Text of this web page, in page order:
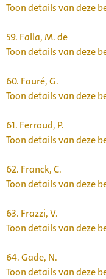
Toon details van deze
59. Falla, M. de
Toon details van deze
60. Fauré, G.
Toon details van deze
61. Ferroud, P.
Toon details van deze
62. Franck, C.
Toon details van deze
63. Frazzi, V.
Toon details van deze
64.Gade, N.
Toon details van deze